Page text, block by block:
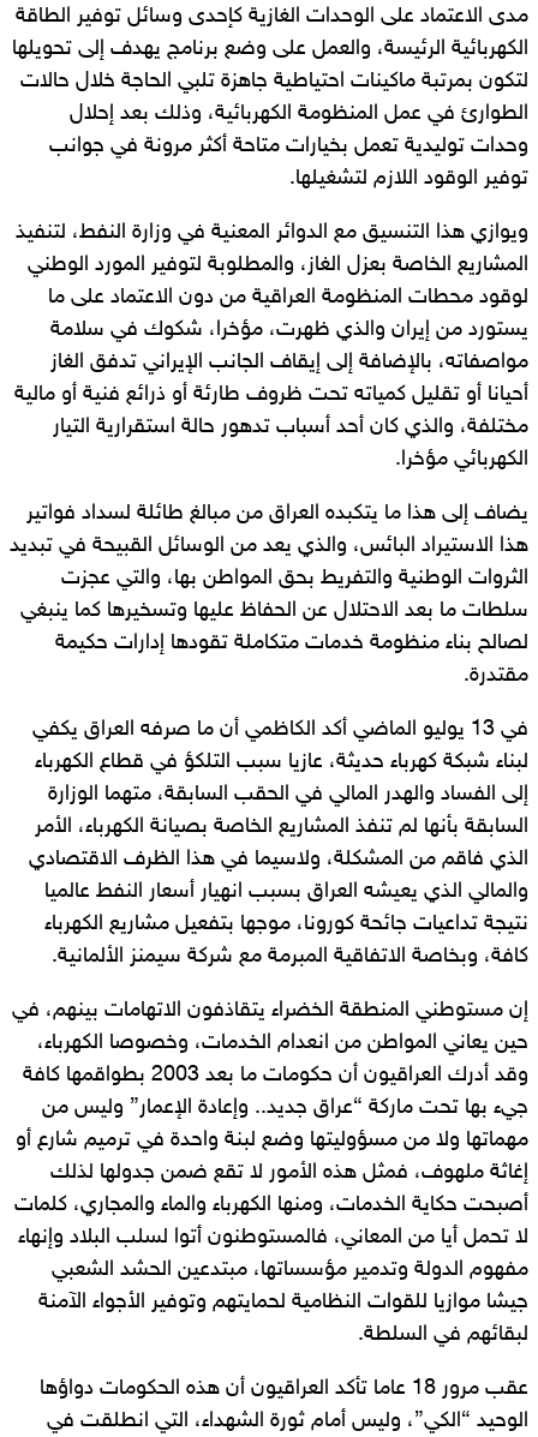
مدى الاعتماد على الوحدات الغازية كإحدى وسائل توفير الطاقة
الكهربائية الرئيسة، والعمل على وضع برنامج يهدف إلى تحويلها
لتكون بمرتبة ماكينات احتياطية جاهزة تلبي الحاجة خلال حالات
الطوارئ في عمل المنظومة الكهربائية، وذلك بعد إحلال
وحدات توليدية تعمل بخيارات متاحة أكثر مرونة في جوانب
توفير الوقود اللازم لتشغيلها.
ويوازي هذا التنسيق مع الدوائر المعنية في وزارة النفط، لتنفيذ
المشاريع الخاصة بعزل الغاز، والمطلوبة لتوفير المورد الوطني
لوقود محطات المنظومة العراقية من دون الاعتماد على ما
يستورد من إيران والذي ظهرت، مؤخرا، شكوك في سلامة
مواصفاته، بالإضافة إلى إيقاف الجانب الإيراني تدفق الغاز
أحيانا أو تقليل كمياته تحت ظروف طارئة أو ذرائع فنية أو مالية
مختلفة، والذي كان أحد أسباب تدهور حالة استقرارية التيار
الكهربائي مؤخرا.
يضاف إلى هذا ما يتكبده العراق من مبالغ طائلة لسداد فواتير
هذا الاستيراد البائس، والذي يعد من الوسائل القبيحة في تبديد
الثروات الوطنية والتفريط بحق المواطن بها، والتي عجزت
سلطات ما بعد الاحتلال عن الحفاظ عليها وتسخيرها كما ينبغي
لصالح بناء منظومة خدمات متكاملة تقودها إدارات حكيمة
مقتدرة.
في 13 يوليو الماضي أكد الكاظمي أن ما صرفه العراق يكفي
لبناء شبكة كهرباء حديثة، عازيا سبب التلكؤ في قطاع الكهرباء
إلى الفساد والهدر المالي في الحقب السابقة، متهما الوزارة
السابقة بأنها لم تنفذ المشاريع الخاصة بصيانة الكهرباء، الأمر
الذي فاقم من المشكلة، ولاسيما في هذا الظرف الاقتصادي
والمالي الذي يعيشه العراق بسبب انهيار أسعار النفط عالميا
نتيجة تداعيات جائحة كورونا، موجها بتفعيل مشاريع الكهرباء
كافة، وبخاصة الاتفاقية المبرمة مع شركة سيمنز الألمانية.
إن مستوطني المنطقة الخضراء يتقاذفون الاتهامات بينهم، في
حين يعاني المواطن من انعدام الخدمات، وخصوصا الكهرباء،
وقد أدرك العراقيون أن حكومات ما بعد 2003 بطواقمها كافة
جيء بها تحت ماركة “عراق جديد.. وإعادة الإعمار” وليس من
مهماتها ولا من مسؤوليتها وضع لبنة واحدة في ترميم شارع أو
إغاثة ملهوف، فمثل هذه الأمور لا تقع ضمن جدولها لذلك
أصبحت حكاية الخدمات، ومنها الكهرباء والماء والمجاري، كلمات
لا تحمل أيا من المعاني، فالمستوطنون أتوا لسلب البلاد وإنهاء
مفهوم الدولة وتدمير مؤسساتها، مبتدعين الحشد الشعبي
جيشا موازيا للقوات النظامية لحمايتهم وتوفير الأجواء الآمنة
لبقائهم في السلطة.
عقب مرور 18 عاما تأكد العراقيون أن هذه الحكومات دواؤها
الوحيد “الكي”، وليس أمام ثورة الشهداء، التي انطلقت في